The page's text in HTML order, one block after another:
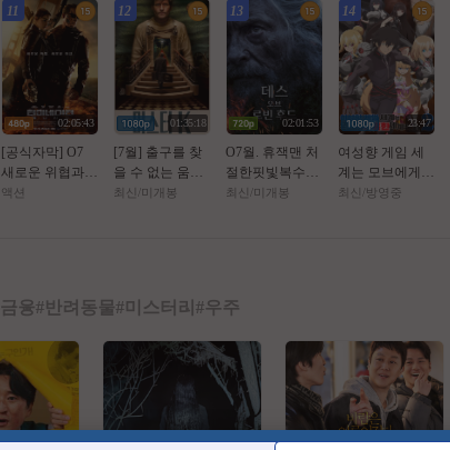
전쑤 ] 공식자막
초고화질 FHD5.
1
스 마우스 ]
막
자체자막]
11
02:05:43
[공식자막] O7
새로운 위협과
최강의미션 [ 떠
액션
12
01:35:18
[7월] 출구를 찾
을 수 없는 움직
이는 호텔 [ MR.
최신/미개봉
13
02:01:53
O7월. 휴잭맨 처
절한핏빛복수극
(( _ 로 빈 후 드 _
최신/미개봉
14
23:47
여성향 게임 세
계는 모브에게
가혹한 세계입니
최신/방영중
금융#반려동물#미스터리 #우주